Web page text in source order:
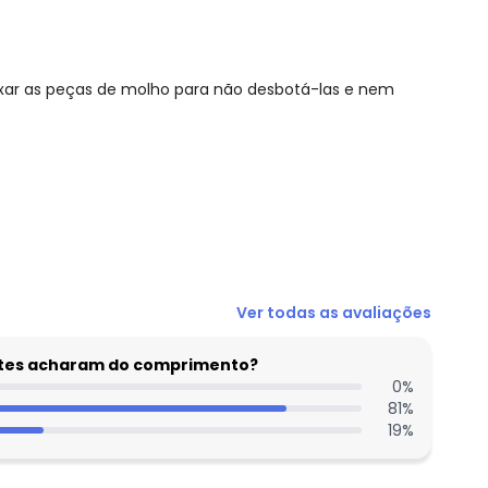
as peças de molho para não desbotá-las e nem
R$ 109,95
R$ 109,95
R$ 109,95
R$ 109,95
R$ 109,95
Ver todas as avaliações
acharam do comprimento?
0%
81%
19%